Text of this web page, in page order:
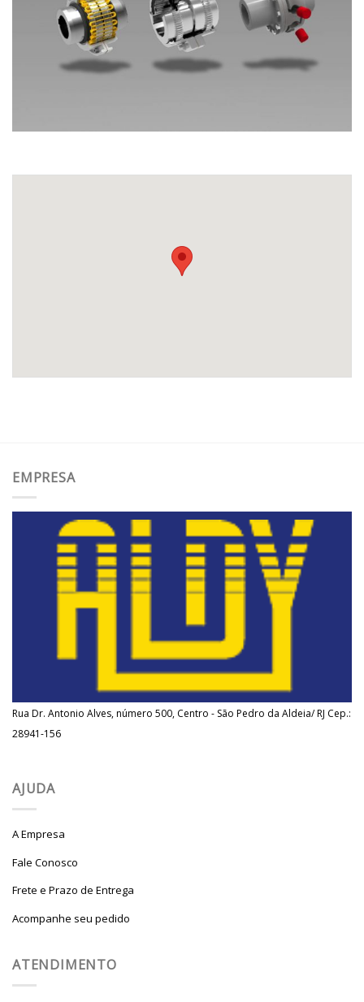
EMPRESA
Rua Dr. Antonio Alves, número 500, Centro - São Pedro da Aldeia/ RJ Cep.:
28941-156
AJUDA
A Empresa
Fale Conosco
Frete e Prazo de Entrega
Acompanhe seu pedido
ATENDIMENTO